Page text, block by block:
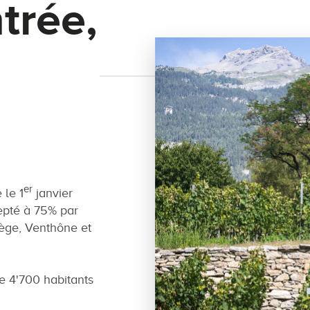
le 1er janvier
à 75% par
Venthône et
4'700 habitants